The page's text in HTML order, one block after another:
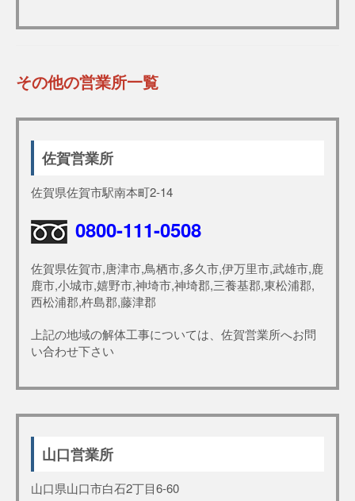
その他の営業所一覧
佐賀営業所
佐賀県佐賀市駅南本町2-14
0800-111-0508
佐賀県佐賀市,唐津市,鳥栖市,多久市,伊万里市,武雄市,鹿
鹿市,小城市,嬉野市,神埼市,神埼郡,三養基郡,東松浦郡,
西松浦郡,杵島郡,藤津郡
上記の地域の解体工事については、佐賀営業所へお問
い合わせ下さい
山口営業所
山口県山口市白石2丁目6-60